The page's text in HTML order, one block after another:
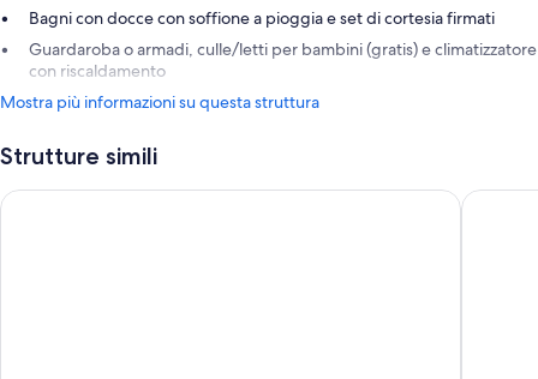
Bagni con docce con soffione a pioggia e set di cortesia firmati
Guardaroba o armadi, culle/letti per bambini (gratis) e climatizzatore
con riscaldamento
Mostra più informazioni su questa struttura
Strutture simili
Catalonia Molina Lario Hotel